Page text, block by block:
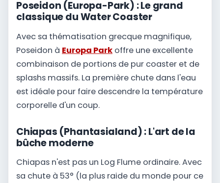
Poseidon (Europa-Park) : Le grand
classique du Water Coaster
Avec sa thématisation grecque magnifique,
Poseidon à Europa Park offre une excellente
combinaison de portions de pur coaster et de
splashs massifs. La première chute dans l'eau
est idéale pour faire descendre la température
corporelle d'un coup.
Chiapas (Phantasialand) : L'art de la
bûche moderne
Chiapas n'est pas un Log Flume ordinaire. Avec
sa chute à 53° (la plus raide du monde pour ce